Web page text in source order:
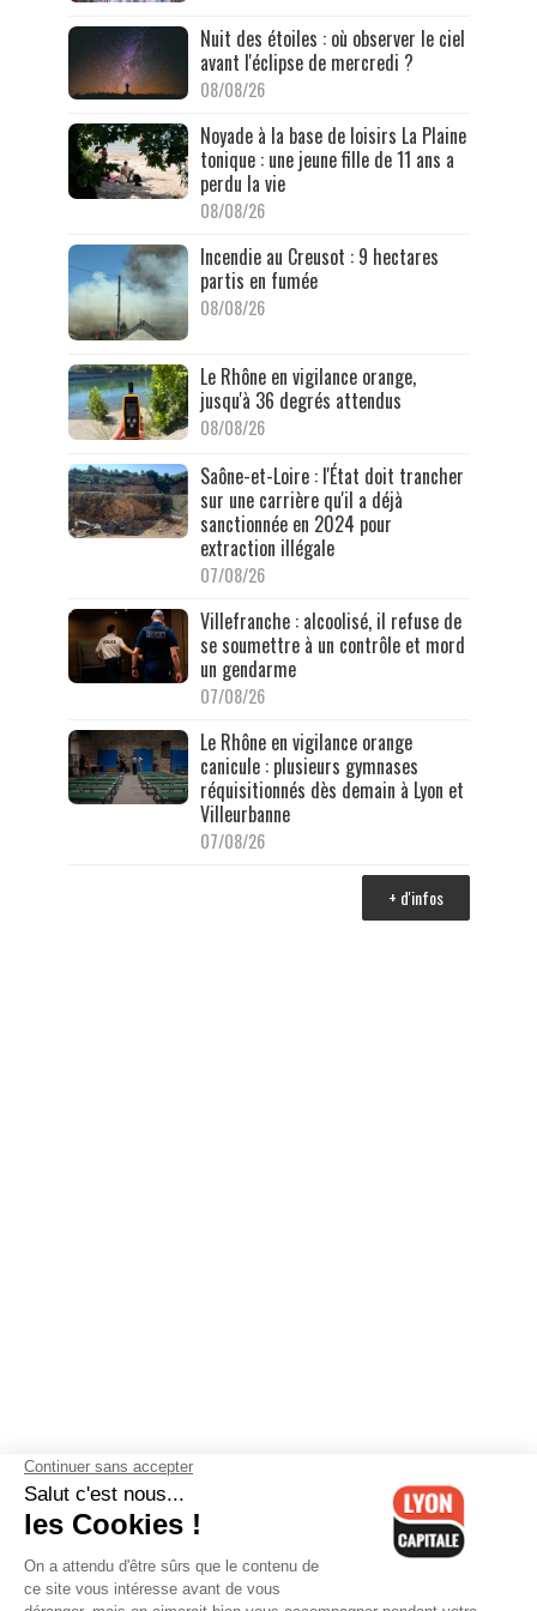
Nuit des étoiles : où observer le ciel
avant l'éclipse de mercredi ?
08/08/26
Noyade à la base de loisirs La Plaine
tonique : une jeune fille de 11 ans a
perdu la vie
08/08/26
Incendie au Creusot : 9 hectares
partis en fumée
08/08/26
Le Rhône en vigilance orange,
jusqu'à 36 degrés attendus
08/08/26
Saône-et-Loire : l'État doit trancher
sur une carrière qu'il a déjà
sanctionnée en 2024 pour
extraction illégale
07/08/26
Villefranche : alcoolisé, il refuse de
se soumettre à un contrôle et mord
un gendarme
07/08/26
Le Rhône en vigilance orange
canicule : plusieurs gymnases
réquisitionnés dès demain à Lyon et
Villeurbanne
07/08/26
+ d'infos